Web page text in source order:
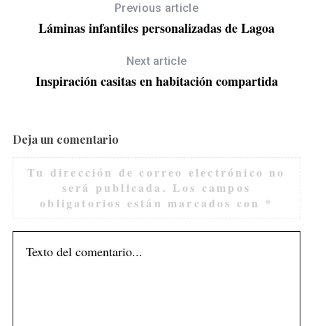
Previous article
Láminas infantiles personalizadas de Lagoa
Next article
Inspiración casitas en habitación compartida
Deja un comentario
Tu dirección de correo electrónico no
será publicada. Los campos
obligatorios están marcados con *